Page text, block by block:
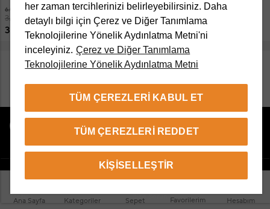
Ana Sayfa Kategoriler Sepet Favorilerim Hesabım
6.950 TL
3.999 TL
3.299 TL
2.199 TL
1.249 TL
1.149 TL
Beymen Club Hakkında
Tarihçe
Müşteri Hizmetleri
Bize Sorun
her zaman tercihlerinizi belirleyebilirsiniz. Daha
detaylı bilgi için Çerez ve Diğer Tanımlama
Teknolojilerine Yönelik Aydınlatma Metni'ni
inceleyiniz. Çerez ve Diğer Tanımlama
Teknolojilerine Yönelik Aydınlatma Metni
TÜM ÇEREZLERI KABUL ET
TÜM ÇEREZLERI REDDET
KIŞISELLEŞTIR